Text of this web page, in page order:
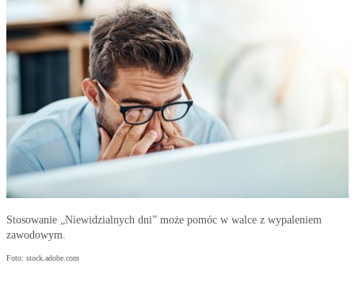
Stosowanie „Niewidzialnych dni” może pomóc w walce z wypaleniem
zawodowym.
Foto: stock.adobe.com